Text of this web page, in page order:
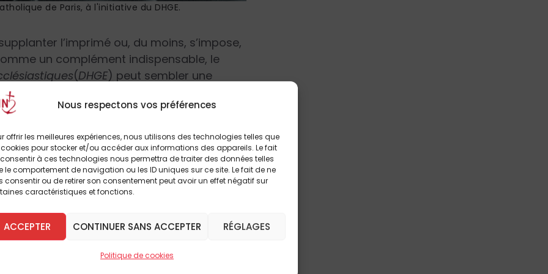
Nous respectons vos préférences
offrir les meilleures expériences, nous utilisons des technologies telles que
pour stocker et/ou accéder aux informations des appareils. Le fait
à ces technologies nous permettra de traiter des données telles
le comportement de navigation ou les ID uniques sur ce site. Le fait de ne
consentir ou de retirer son consentement peut avoir un effet négatif sur
caractéristiques et fonctions.
ACCEPTER CONTINUER SANS ACCEPTER RÉGLAGES
Politique de cookies
de Paris, à l'initiative du DHGE.
l’imprimé ou, du moins, s’impose,
un complément indispensable, le
(DHGE) peut sembler une
recteur de l’Institut catholique de
de Luc Courtois, professeur à
2015 sa publication est assurée par les
par an, leDHGEreste en matière
d’information. Le dernier fascicule paru,
sujets traités montre l’intérêt d’une telle
Bonaventura Cerretti », qui fut nonce à
dans les relations entre la IIIe
une très longue notice, en anglais,
sans oublier les patronages et les
lire cet article